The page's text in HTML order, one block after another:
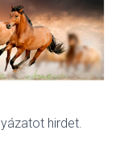
hirdet.